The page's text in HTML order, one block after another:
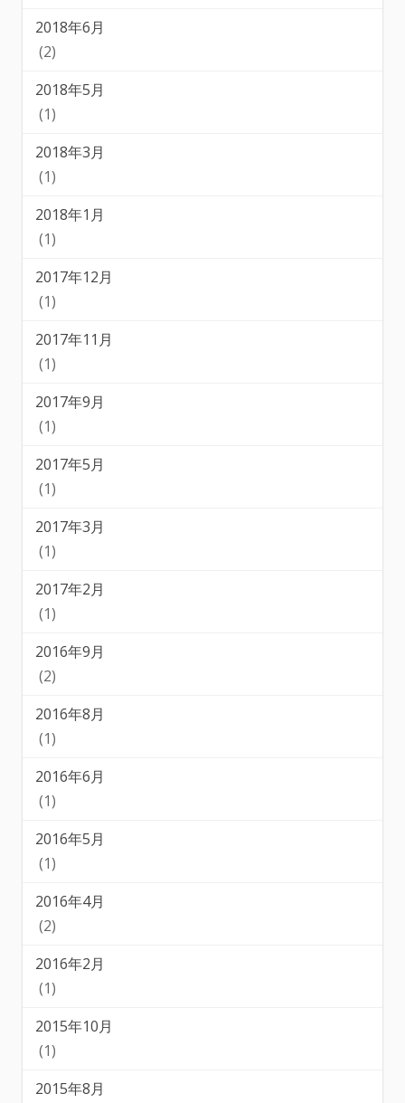
2018年6月
(2)
2018年5月
(1)
2018年3月
(1)
2018年1月
(1)
2017年12月
(1)
2017年11月
(1)
2017年9月
(1)
2017年5月
(1)
2017年3月
(1)
2017年2月
(1)
2016年9月
(2)
2016年8月
(1)
2016年6月
(1)
2016年5月
(1)
2016年4月
(2)
2016年2月
(1)
2015年10月
(1)
2015年8月